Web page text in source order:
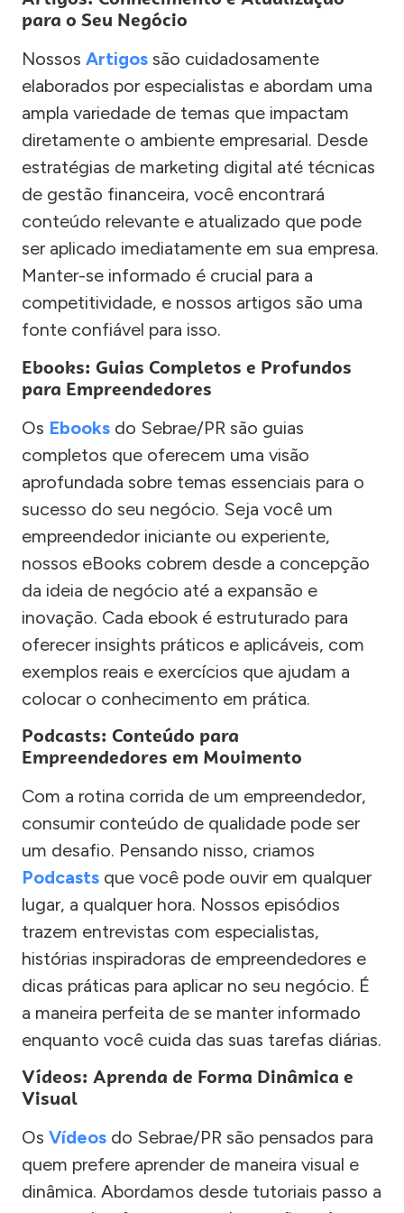
para o Seu Negócio
Nossos Artigos são cuidadosamente
elaborados por especialistas e abordam uma
ampla variedade de temas que impactam
diretamente o ambiente empresarial. Desde
estratégias de marketing digital até técnicas
de gestão financeira, você encontrará
conteúdo relevante e atualizado que pode
ser aplicado imediatamente em sua empresa.
Manter-se informado é crucial para a
competitividade, e nossos artigos são uma
fonte confiável para isso.
Ebooks: Guias Completos e Profundos
para Empreendedores
Os Ebooks do Sebrae/PR são guias
completos que oferecem uma visão
aprofundada sobre temas essenciais para o
sucesso do seu negócio. Seja você um
empreendedor iniciante ou experiente,
nossos eBooks cobrem desde a concepção
da ideia de negócio até a expansão e
inovação. Cada ebook é estruturado para
oferecer insights práticos e aplicáveis, com
exemplos reais e exercícios que ajudam a
colocar o conhecimento em prática.
Podcasts: Conteúdo para
Empreendedores em Movimento
Com a rotina corrida de um empreendedor,
consumir conteúdo de qualidade pode ser
um desafio. Pensando nisso, criamos
Podcasts que você pode ouvir em qualquer
lugar, a qualquer hora. Nossos episódios
trazem entrevistas com especialistas,
histórias inspiradoras de empreendedores e
dicas práticas para aplicar no seu negócio. É
a maneira perfeita de se manter informado
enquanto você cuida das suas tarefas diárias.
Vídeos: Aprenda de Forma Dinâmica e
Visual
Os Vídeos do Sebrae/PR são pensados para
quem prefere aprender de maneira visual e
dinâmica. Abordamos desde tutoriais passo a